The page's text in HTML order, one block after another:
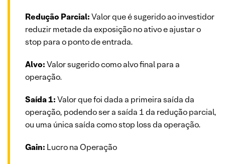
Redução Parcial:Valor que é sugerido ao investidor
reduzir metade da exposição no ativo e ajustar o
stop para o ponto de entrada.
Alvo:Valor sugerido como alvo final para a
operação.
Saída 1:Valor que foi dada a primeira saída da
operação, podendo ser a saída 1 da redução parcial,
ou uma única saída como stop loss da operação.
Gain: Lucro na Operação